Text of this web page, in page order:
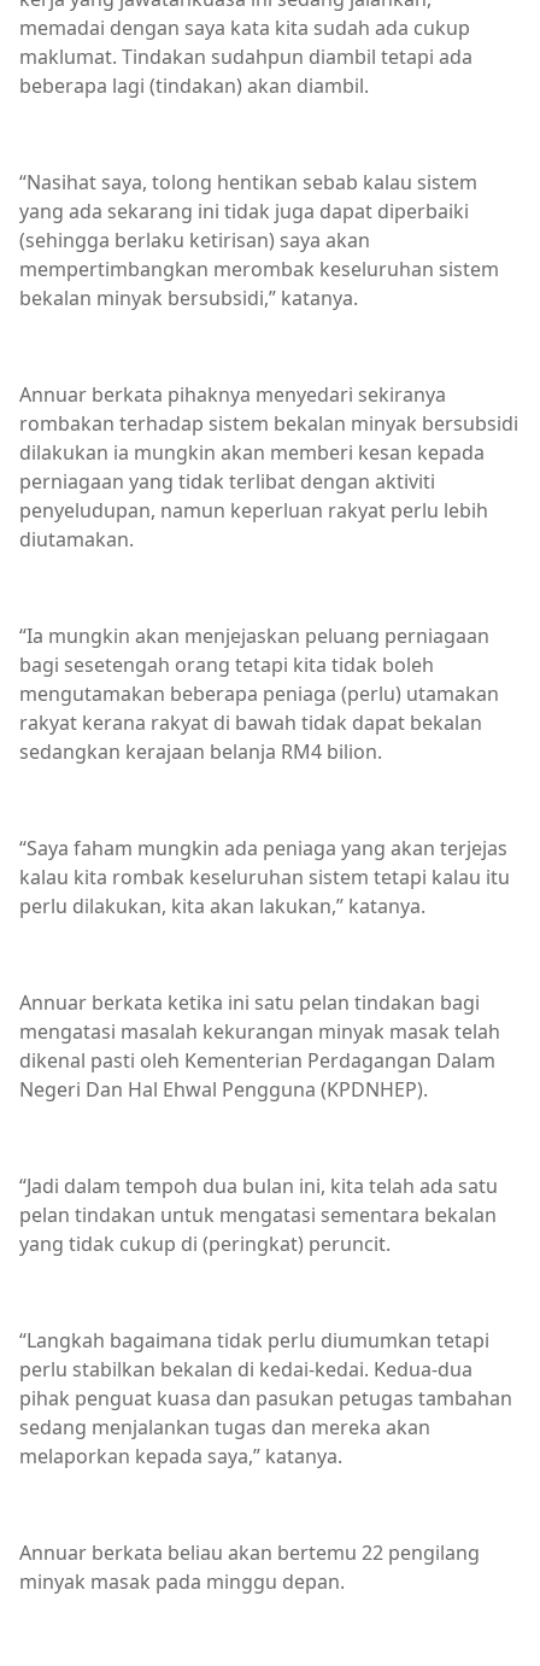
memadai dengan saya kata kita sudah ada cukup
maklumat. Tindakan sudahpun diambil tetapi ada
beberapa lagi (tindakan) akan diambil.
“Nasihat saya, tolong hentikan sebab kalau sistem
yang ada sekarang ini tidak juga dapat diperbaiki
(sehingga berlaku ketirisan) saya akan
mempertimbangkan merombak keseluruhan sistem
bekalan minyak bersubsidi,” katanya.
Annuar berkata pihaknya menyedari sekiranya
rombakan terhadap sistem bekalan minyak bersubsidi
dilakukan ia mungkin akan memberi kesan kepada
perniagaan yang tidak terlibat dengan aktiviti
penyeludupan, namun keperluan rakyat perlu lebih
diutamakan.
“Ia mungkin akan menjejaskan peluang perniagaan
bagi sesetengah orang tetapi kita tidak boleh
mengutamakan beberapa peniaga (perlu) utamakan
rakyat kerana rakyat di bawah tidak dapat bekalan
sedangkan kerajaan belanja RM4 bilion.
“Saya faham mungkin ada peniaga yang akan terjejas
kalau kita rombak keseluruhan sistem tetapi kalau itu
perlu dilakukan, kita akan lakukan,” katanya.
Annuar berkata ketika ini satu pelan tindakan bagi
mengatasi masalah kekurangan minyak masak telah
dikenal pasti oleh Kementerian Perdagangan Dalam
Negeri Dan Hal Ehwal Pengguna (KPDNHEP).
“Jadi dalam tempoh dua bulan ini, kita telah ada satu
pelan tindakan untuk mengatasi sementara bekalan
yang tidak cukup di (peringkat) peruncit.
“Langkah bagaimana tidak perlu diumumkan tetapi
perlu stabilkan bekalan di kedai-kedai. Kedua-dua
pihak penguat kuasa dan pasukan petugas tambahan
sedang menjalankan tugas dan mereka akan
melaporkan kepada saya,” katanya.
Annuar berkata beliau akan bertemu 22 pengilang
minyak masak pada minggu depan.